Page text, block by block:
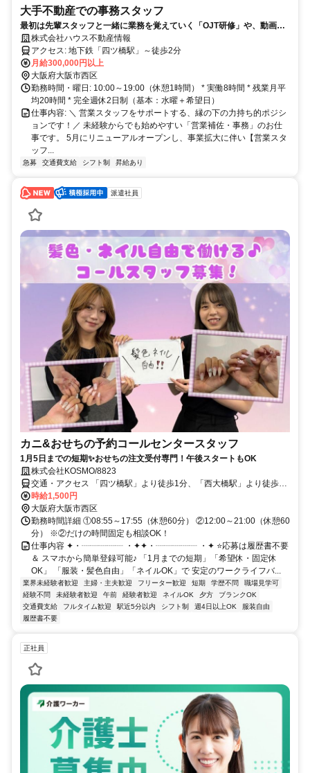
大手不動産での事務スタッフ
最初は先輩スタッフと一緒に業務を覚えていく「OJT研修」や、動画マ
ニュアルも完備。PC入力に自信がない方も、簡単な操作からスタートで
きるのでご安心ください。
株式会社ハウス不動産情報
アクセス: 地下鉄「四ツ橋駅」～徒歩2分
月給300,000円以上
大阪府大阪市西区
勤務時間・曜日: 10:00～19:00（休憩1時間） * 実働8時間 * 残業月平
均20時間 * 完全週休2日制（基本：水曜＋希望日）
仕事内容: ＼ 営業スタッフをサポートする、縁の下の力持ち的ポジシ
ョンです！／ 未経験からでも始めやすい「営業補佐・事務」のお仕
事です。 5月にリニューアルオープンし、事業拡大に伴い【営業スタ
ッフ...
急募 交通費支給 シフト制 昇給あり
派遣社員
カニ&おせちの予約コールセンタースタッフ
1月5日までの短期✨おせちの注文受付専門！午後スタートもOK
株式会社KOSMO/8823
交通・アクセス 「四ツ橋駅」より徒歩1分、「西大橋駅」より徒歩3
分、「心斎橋駅」より徒歩5分
時給1,500円
大阪府大阪市西区
勤務時間詳細 ①08:55～17:55（休憩60分） ②12:00～21:00（休憩60
分） ※②だけの時間固定も相談OK！
仕事内容 ✦・┈┈┈┈┈ ・✦✦・┈┈┈┈┈ ・✦ ⭐応募は履歴書不要
＆ スマホから簡単登録可能♪ 「1月までの短期」「希望休・固定休
OK」 「服装・髪色自由」「ネイルOK」で 安定のワークライフバ...
業界未経験者歓迎 主婦・主夫歓迎 フリーター歓迎 短期 学歴不問
職場見学可
経験不問
未経験者歓迎 午前 経験者歓迎 ネイルOK 夕方
ブランクOK
交通費支給
フルタイム歓迎 駅近5分以内 シフト制 週4日以上OK
服装自由
履歴書不要
正社員